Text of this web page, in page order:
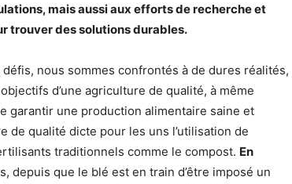
mais aussi aux efforts de recherche et
trouver des solutions durables.
défis, nous sommes confrontés à de dures réalités,
d’une agriculture de qualité, à même
garantir une production alimentaire saine et
de qualité dicte pour les uns l’utilisation de
traditionnels comme le compost. En
depuis que le blé est en train d’être imposé un